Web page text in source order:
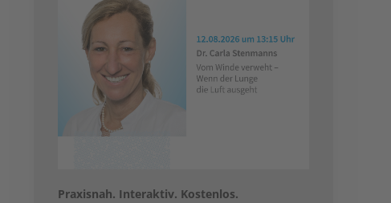
Praxisnah. Interaktiv. Kostenlos.